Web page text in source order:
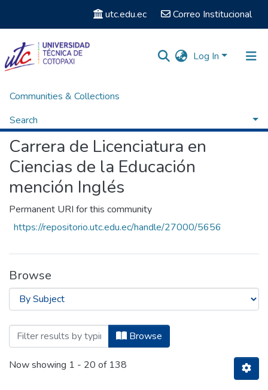
utc.edu.ec Correo Institucional
Log In
Communities & Collections
Search
Home
Carrera de Licenciatura en
Ciencias de la Educación
mención Inglés
Permanent URI for this community
https://repositorio.utc.edu.ec/handle/27000/5656
Browse
Browsing Carrera de Licenciatura en
Browse
Now showing 1 - 20 of 138